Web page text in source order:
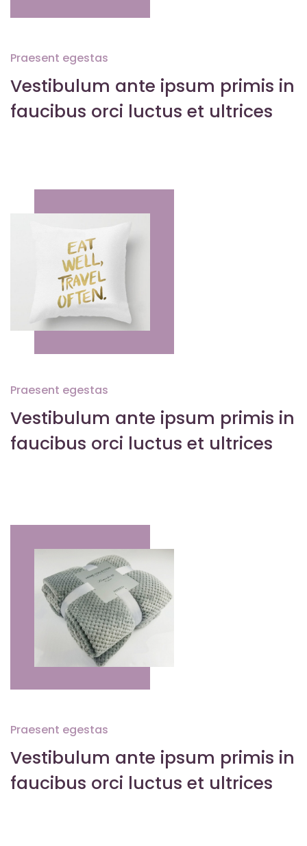
Praesent egestas
Vestibulum ante ipsum primis in
faucibus orci luctus et ultrices
Praesent egestas
Vestibulum ante ipsum primis in
faucibus orci luctus et ultrices
Praesent egestas
Vestibulum ante ipsum primis in
faucibus orci luctus et ultrices